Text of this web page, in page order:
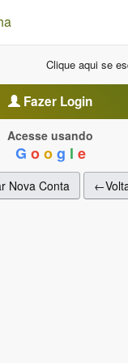
Clique aqui se
Fazer Login
Acesse usando
G o o g l e
Nova Conta